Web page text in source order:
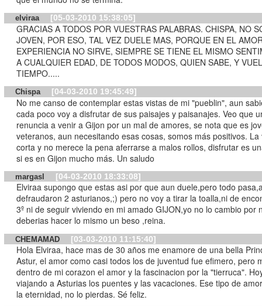
elviraa [05-03-2010 15:38:05]
GRACIAS A TODOS POR VUESTRAS PALABRAS. CHISPA, NO SOY TAN
JOVEN, POR ESO, TAL VEZ DUELE MAS, PORQUE EN EL
EXPERIENCIA NO SIRVE, SIEMPRE SE TIENE EL MISMO
A CUALQUIER EDAD, DE TODOS MODOS, QUIEN SABE, Y
TIEMPO.....
Chispa [04-03-2010 19:45:49]
No me canso de contemplar estas vistas de mi "pueblin", aun
cada poco voy a disfrutar de sus paisajes y paisanajes. Veo que
renuncia a venir a Gijon por un mal de amores, se nota que es
veteranos, aun necesitando esas cosas, somos más positivos. La
corta y no merece la pena aferrarse a malos rollos, disfrutar es
si es en Gijon mucho más. Un saludo
margasl [04-03-2010 18:33:08]
Elviraa supongo que estas asi por que aun duele,pero todo
defraudaron 2 asturianos,;) pero no voy a tirar la toalla,ni de
3º ni de seguir viviendo en mi amado GIJON,yo no lo cambio por
deberias hacer lo mismo un beso ,reina.
CHEMAMAD [03-03-2010 11:15:40]
Hola Elviraa, hace mas de 30 años me enamore de una bella
Astur, el amor como casi todos los de juventud fue efimero, pero
dentro de mi corazon el amor y la fascinacion por la "tierruca".
viajando a Asturias los puentes y las vacaciones. Ese tipo de
la eternidad, no lo pierdas. Sé feliz.